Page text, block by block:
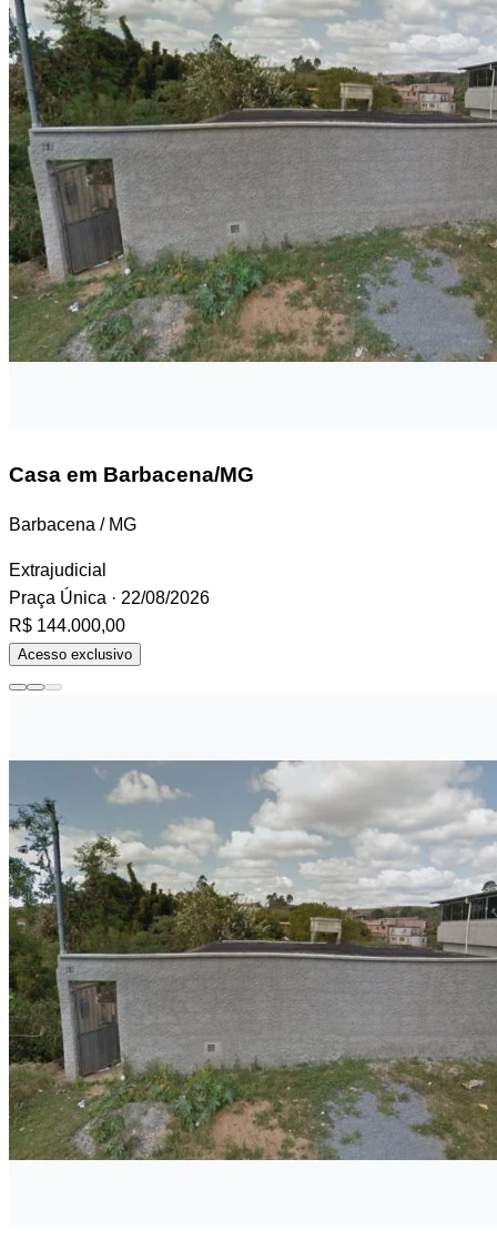
Casa em Barbacena/MG
Barbacena / MG
Extrajudicial
Praça Única · 22/08/2026
R$ 144.000,00
Acesso exclusivo